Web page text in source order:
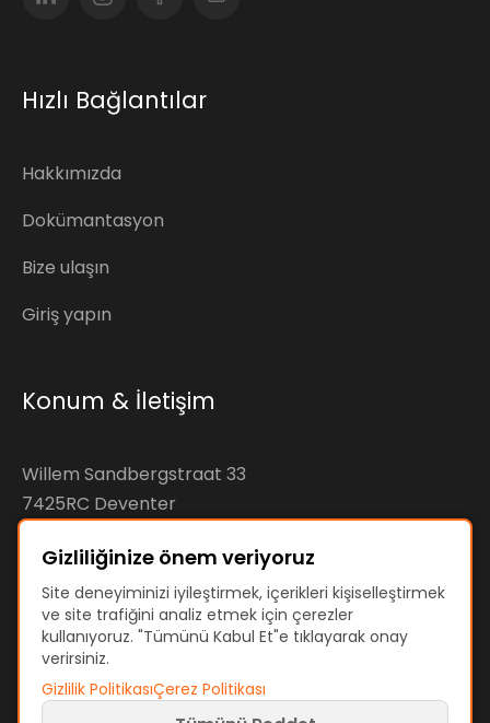
Hızlı Bağlantılar
Hakkımızda
Dokümantasyon
Bize ulaşın
Giriş yapın
Konum & İletişim
Willem Sandbergstraat 33
7425RC Deventer
KvK: 92890598
VAT: NL866207144B01
Gizliliğinize önem veriyoruz
Site deneyiminizi iyileştirmek, içerikleri kişiselleştirmek
ve site trafiğini analiz etmek için çerezler
kullanıyoruz. "Tümünü Kabul Et"e tıklayarak onay
verirsiniz.
Gizlilik PolitikasıÇerez Politikası